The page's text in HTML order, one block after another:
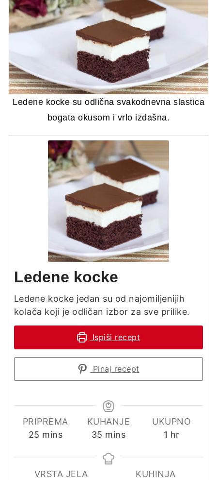
Ledene kocke su odlična svakodnevna slastica
bogata okusom i vrlo izdašna.
Ledene kocke
Ledene kocke jedan su od najomiljenijih
kolača koji je odličan izbor za sve prilike.
Ispiši recept
Pinaj recept
PRIPREMA
25 minutes
mins
KUHANJE
35 minutes
mins
UKUPNO
1 hour
hr
VRSTA JELA
KUHINJA